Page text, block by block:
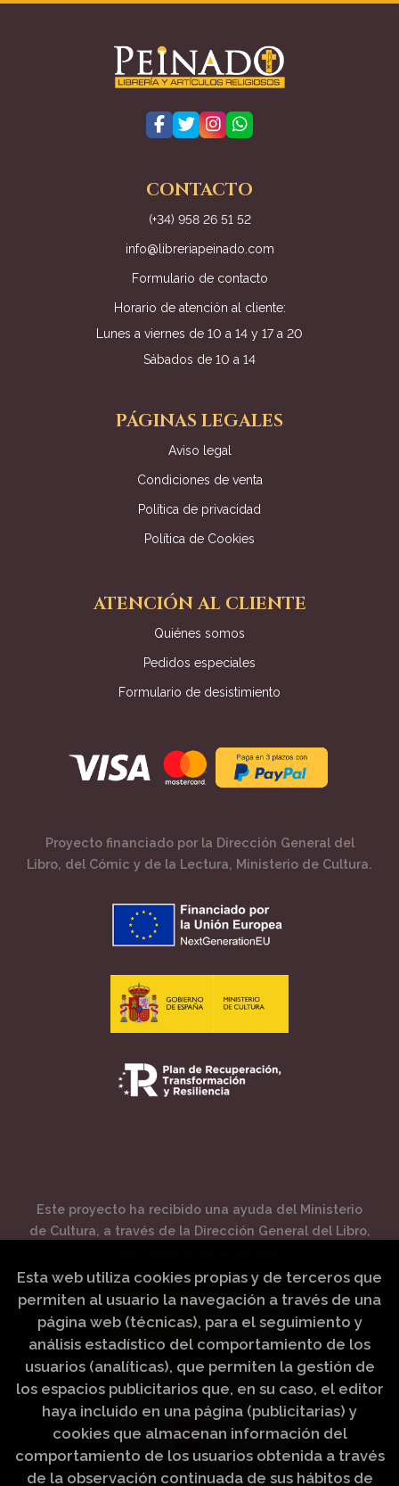
CONTACTO
(+34) 958 26 51 52
info@libreriapeinado.com
Formulario de contacto
Horario de atención al cliente:
Lunes a viernes de 10 a 14 y 17 a 20
Sábados de 10 a 14
PÁGINAS LEGALES
Aviso legal
Condiciones de venta
Política de privacidad
Política de Cookies
ATENCIÓN AL CLIENTE
Quiénes somos
Pedidos especiales
Formulario de desistimiento
Proyecto financiado por la Dirección General del
Libro, del Cómic y de la Lectura, Ministerio de Cultura.
Este proyecto ha recibido una ayuda del Ministerio
de Cultura, a través de la Dirección General del Libro,
Esta web utiliza cookies propias y de terceros que
permiten al usuario la navegación a través de una
página web (técnicas), para el seguimiento y
análisis estadístico del comportamiento de los
usuarios (analíticas), que permiten la gestión de
los espacios publicitarios que, en su caso, el editor
haya incluido en una página (publicitarias) y
cookies que almacenan información del
comportamiento de los usuarios obtenida a través
de la observación continuada de sus hábitos de